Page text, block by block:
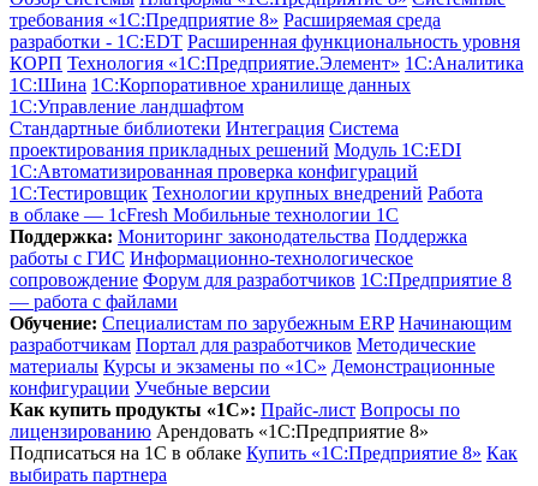
требования «1С:Предприятие 8» Расширяемая среда
разработки - 1C:EDT Расширенная функциональность уровня
КОРП Технология «1С:Предприятие.Элемент» 1C:Аналитика
1С:Шина 1С:Корпоративное хранилище данных
1С:Управление ландшафтом
Стандартные библиотеки Интеграция Система
проектирования прикладных решений Модуль 1C:EDI
1С:Автоматизированная проверка конфигураций
1С:Тестировщик Технологии крупных внедрений Работа
в облаке — 1cFresh Мобильные технологии 1С
Поддержка: Мониторинг законодательства Поддержка
работы с ГИС Информационно-технологическое
сопровождение Форум для разработчиков 1С:Предприятие 8
— работа с файлами
Обучение: Cпециалистам по зарубежным ERP Начинающим
разработчикам Портал для разработчиков Методические
материалы Курсы и экзамены по «1С» Демонстрационные
конфигурации Учебные версии
Как купить продукты «1С»: Прайс-лист Вопросы по
лицензированию Арендовать «1С:Предприятие 8»
Подписаться на 1С в облаке Купить «1С:Предприятие 8» Как
выбирать партнера